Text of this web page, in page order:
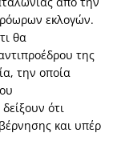
εκλογών.
θα
της
την οποία
ότι
και υπέρ